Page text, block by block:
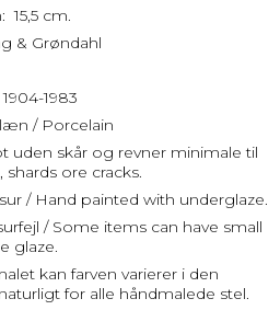
15,5 cm.
& Grøndahl
1983
/ Porcelain
uden skår og revner minimale til
ore cracks.
/ Hand painted with underglaze.
/ Some items can have small
glaze.
kan farven varierer i den
for alle håndmalede stel.